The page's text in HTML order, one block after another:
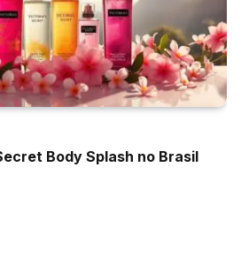
Body Splash no Brasil